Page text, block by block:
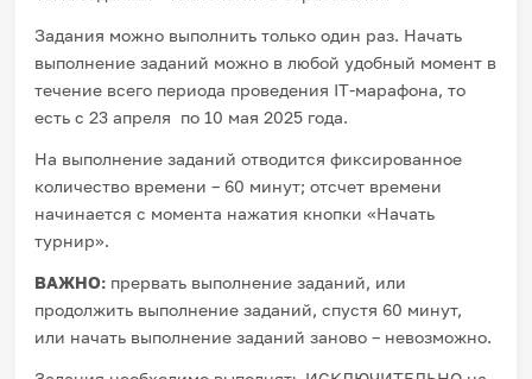
Задания можно выполнить только один раз. Начать
выполнение заданий можно в любой удобный момент в
течение всего периода проведения IT-марафона, то
есть с 23 апреля по 10 мая 2025 года.
На выполнение заданий отводится фиксированное
количество времени – 60 минут; отсчет времени
начинается с момента нажатия кнопки «Начать
турнир».
ВАЖНО: прервать выполнение заданий, или
продолжить выполнение заданий, спустя 60 минут,
или начать выполнение заданий заново – невозможно.